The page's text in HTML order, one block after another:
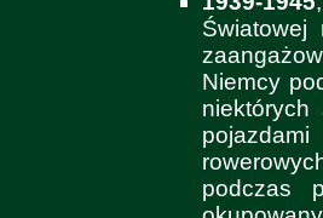
Światowej
Niemcy
podczas